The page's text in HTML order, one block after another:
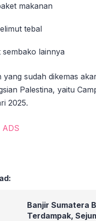
makanan
tebal
sembako lainnya
yang sudah dikemas
Palestina, yaitu
2025.
Banjir Sumatera
Terdampak,